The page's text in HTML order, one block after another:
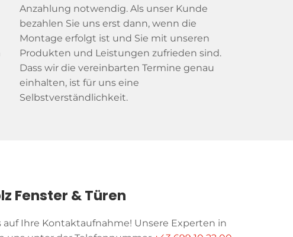
Anzahlung notwendig. Als unser Kunde
bezahlen Sie uns erst dann, wenn die
Montage erfolgt ist und Sie mit unseren
Produkten und Leistungen zufrieden sind.
Dass wir die vereinbarten Termine genau
einhalten, ist für uns eine
Selbstverständlichkeit.
Fenster & Türen
Ihre Kontaktaufnahme! Unsere Experten in